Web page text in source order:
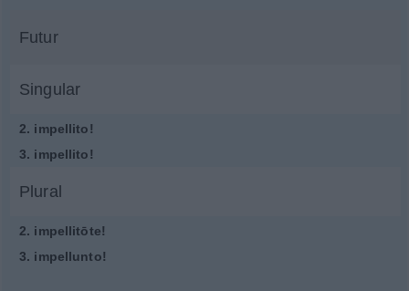
Futur
Singular
2. impellito!
3. impellito!
Plural
2. impellitōte!
3. impellunto!